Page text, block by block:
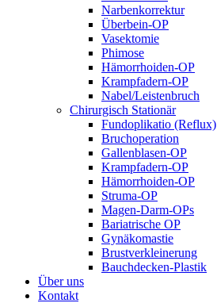
Narbenkorrektur
Überbein-OP
Vasektomie
Phimose
Hämorrhoiden-OP
Krampfadern-OP
Nabel/Leistenbruch
Chirurgisch Stationär
Fundoplikatio (Reflux)
Bruchoperation
Gallenblasen-OP
Krampfadern-OP
Hämorrhoiden-OP
Struma-OP
Magen-Darm-OPs
Bariatrische OP
Gynäkomastie
Brustverkleinerung
Bauchdecken-Plastik
Über uns
Kontakt